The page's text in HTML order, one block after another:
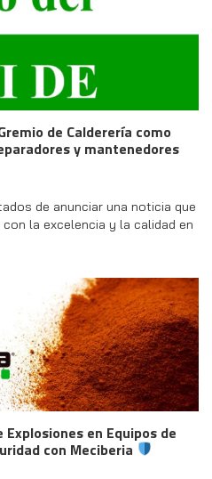
de Calderería como
y mantenedores
de anunciar una noticia que
la excelencia y la calidad en
en Equipos de
con Meciberia